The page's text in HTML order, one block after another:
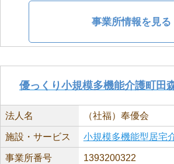
事業所情報を見る
優っくり小規模多機能介護町田
法人名 （社福）奉優会
施設・サービス 小規模多機能型居宅
事業所番号 1393200322